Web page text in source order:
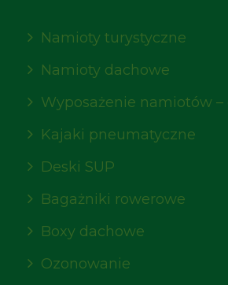
Namioty turystyczne
Namioty dachowe
Wyposażenie namiotów –
Kajaki pneumatyczne
Deski SUP
Bagażniki rowerowe
Boxy dachowe
Ozonowanie